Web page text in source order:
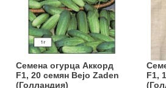
Семена огурца Аккорд
F1, 20 семян Bejo Zaden
(Голландия)
F1,
Семена капусты
Семена картофеля
Гербициды
Фунгициды
Удобрения «Кемира Люкс»
Минеральные удобрения
Удобрения на основе гуматов
Внесение удобрений
Семена Профессиональная
Голландия
упаковке
Семена капусты в
упаковке
Семена перца в